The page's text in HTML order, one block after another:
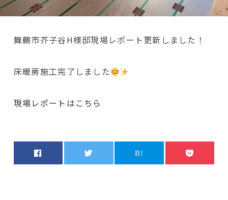
舞鶴市芥子谷H様邸現場レポート更新しました！
床暖房施工完了しました
現場レポートはこちら